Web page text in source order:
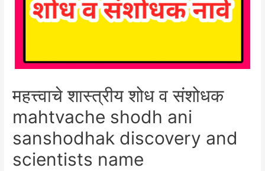
महत्त्वाचे शास्त्रीय शोध व संशोधक
mahtvache shodh ani
sanshodhak discovery and
scientists name